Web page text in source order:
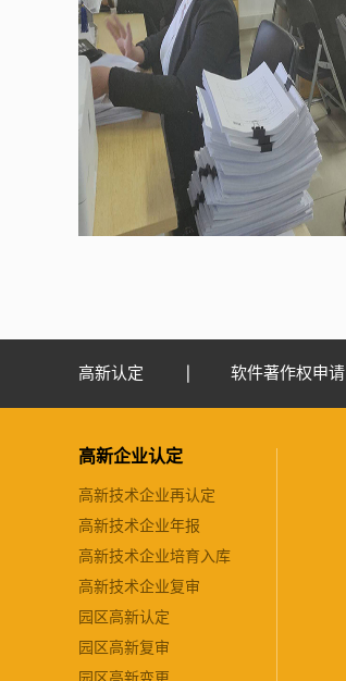
高新认定 软件著作权申请
高新企业认定
高新技术企业再认定
高新技术企业年报
高新技术企业培育入库
高新技术企业复审
园区高新认定
园区高新复审